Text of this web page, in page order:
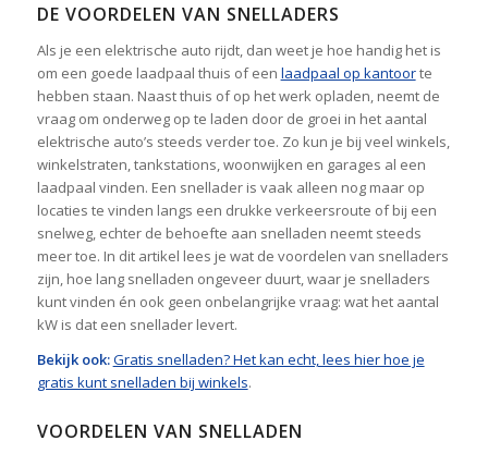
DE VOORDELEN VAN SNELLADERS
Als je een elektrische auto rijdt, dan weet je hoe handig het is
om een goede laadpaal thuis of een laadpaal op kantoorte
hebben staan. Naast thuis of op het werk opladen, neemt de
vraag om onderweg op te laden door de groei in het aantal
elektrische auto’s steeds verder toe. Zo kun je bij veel winkels,
winkelstraten, tankstations, woonwijken en garages al een
laadpaal vinden. Een snellader is vaak alleen nog maar op
locaties te vinden langs een drukke verkeersroute of bij een
snelweg, echter de behoefte aan snelladen neemt steeds
meer toe. In dit artikel lees je wat de voordelen van snelladers
zijn, hoe lang snelladen ongeveer duurt, waar je snelladers
kunt vinden én ook geen onbelangrijke vraag: wat het aantal
kW is dat een snellader levert.
Bekijk ook:Gratis snelladen? Het kan echt, lees hier hoe je
gratis kunt snelladen bij winkels.
VOORDELEN VAN SNELLADEN